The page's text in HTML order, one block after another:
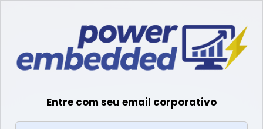
Entre com seu email corporativo